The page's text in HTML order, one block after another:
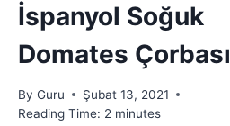
İspanyol Soğuk
Domates Çorbası
By Guru
Şubat 13, 2021
Reading Time: 2 minutes